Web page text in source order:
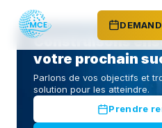
Construisons
votre prochain
Parlons de vos objectifs et
solution pour les atteindre.
Prendre